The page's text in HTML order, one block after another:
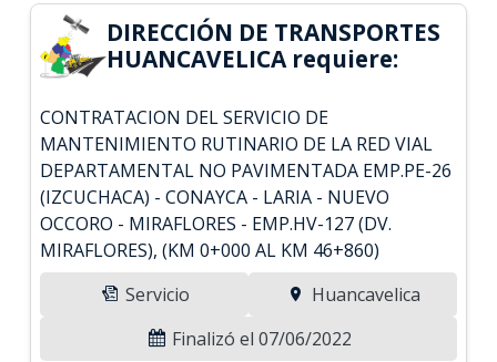
DIRECCIÓN DE TRANSPORTES
HUANCAVELICA requiere:
CONTRATACION DEL SERVICIO DE
MANTENIMIENTO RUTINARIO DE LA RED VIAL
DEPARTAMENTAL NO PAVIMENTADA EMP.PE-26
(IZCUCHACA) - CONAYCA - LARIA - NUEVO
OCCORO - MIRAFLORES - EMP.HV-127 (DV.
MIRAFLORES), (KM 0+000 AL KM 46+860)
Servicio
Huancavelica
Finalizó el 07/06/2022